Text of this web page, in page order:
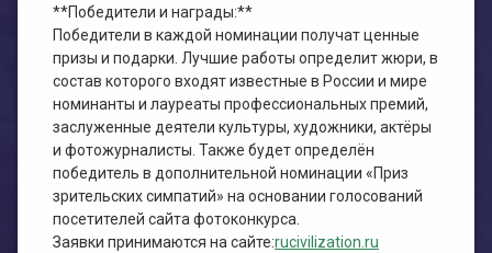
**Победители и награды:**
Победители в каждой номинации получат ценные
призы и подарки. Лучшие работы определит жюри, в
состав которого входят известные в России и мире
номинанты и лауреаты профессиональных премий,
заслуженные деятели культуры, художники, актёры
и фотожурналисты. Также будет определён
победитель в дополнительной номинации «Приз
зрительских симпатий» на основании голосований
посетителей сайта фотоконкурса.
Заявки принимаются на сайте:rucivilization.ru